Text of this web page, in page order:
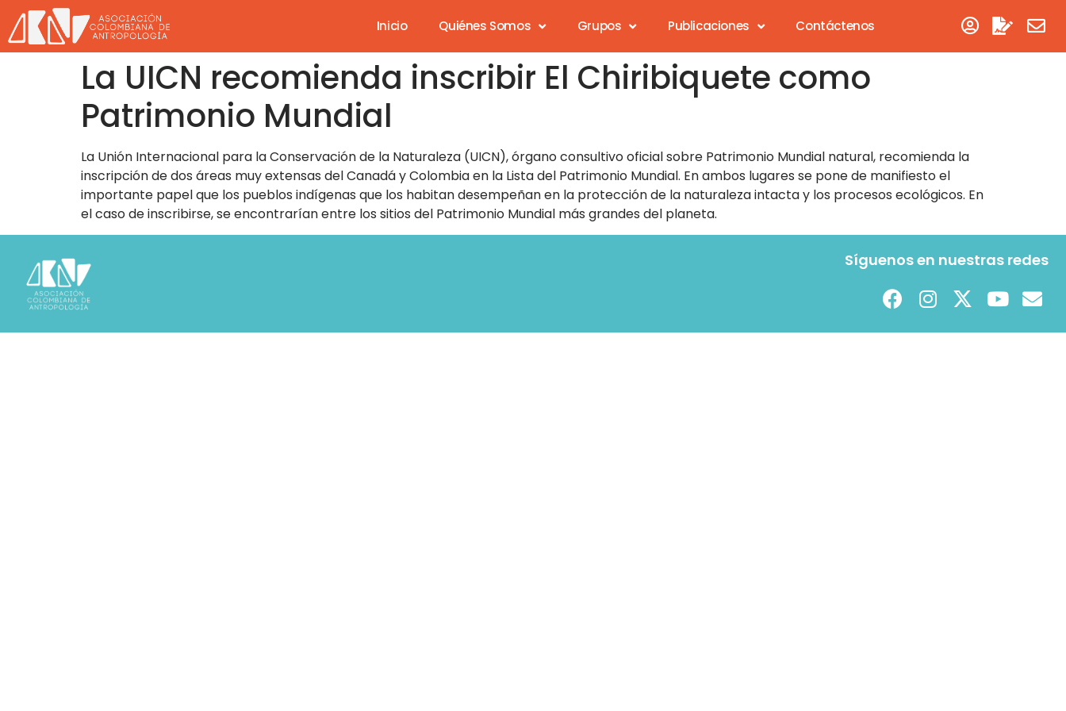
Inicio Quiénes Somos Grupos Publicaciones Contáctenos
La UICN recomienda inscribir El Chiribiquete como
Patrimonio Mundial
La Unión Internacional para la Conservación de la Naturaleza (UICN), órgano consultivo oficial sobre Patrimonio Mundial natural, recomienda la
inscripción de dos áreas muy extensas del Canadá y Colombia en la Lista del Patrimonio Mundial. En ambos lugares se pone de manifiesto el
importante papel que los pueblos indígenas que los habitan desempeñan en la protección de la naturaleza intacta y los procesos ecológicos. En
el caso de inscribirse, se encontrarían entre los sitios del Patrimonio Mundial más grandes del planeta.
Síguenos en nuestras redes